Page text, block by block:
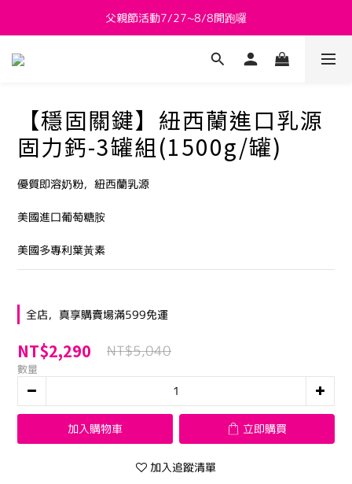
新會員送 $800購物金
父親節活動7/27~8/8開跑囉
新會員送 $800購物金
【穩固關鍵】紐西蘭進口乳源
固力鈣-3罐組(1500g/罐)
優質即溶奶粉，紐西蘭乳源
美國進口葡萄糖胺
美國多專利葉黃素
全店，真享購賣場滿599免運
NT$2,290 NT$5,040
數量
加入購物車 立即購買
加入追蹤清單